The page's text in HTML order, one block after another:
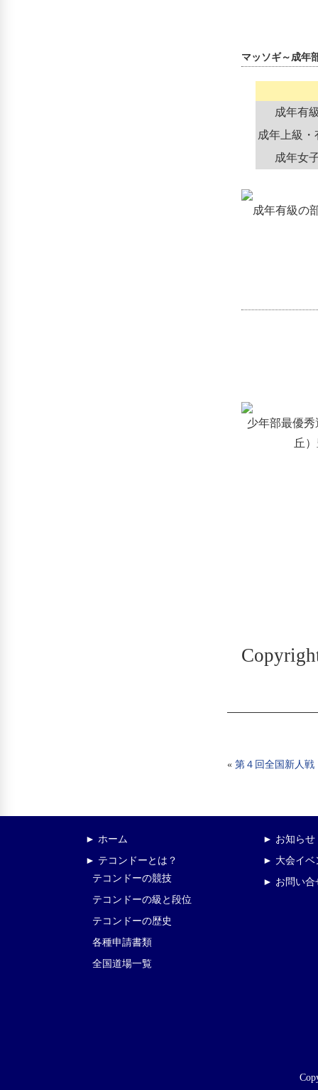
マッソギ～成年
成年有
成年上級・
成年女
成年有級の
少年部最優
丘
« 第４回全国新人戦
► ホーム
► テコンドーとは？
テコンドーの競技
テコンドーの級と段位
テコンドーの歴史
各種申請書類
全国道場一覧
► お知らせ
► 大会イベ
► お問い合